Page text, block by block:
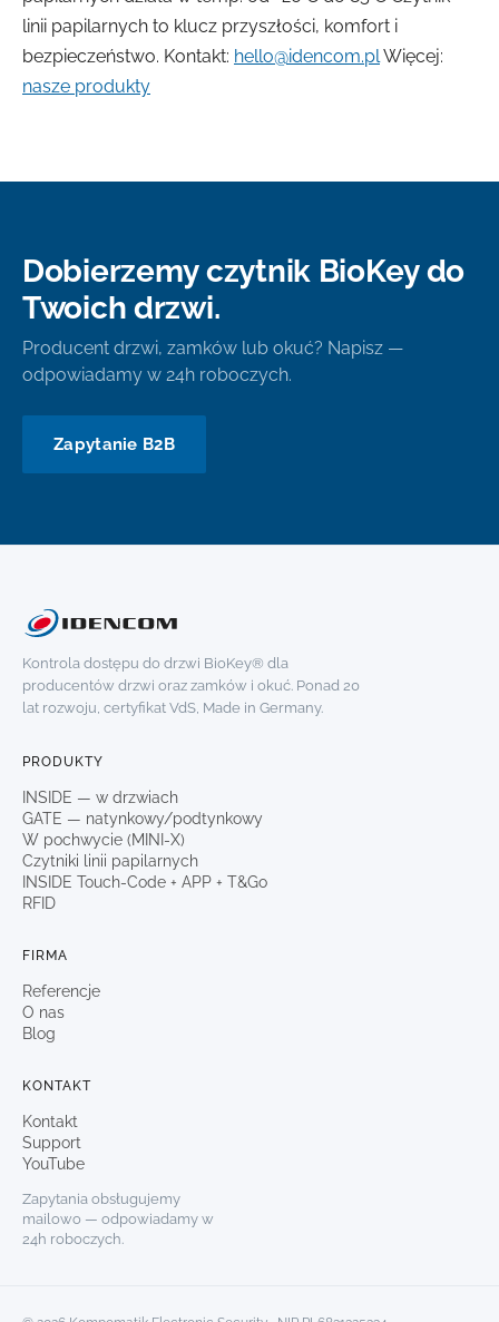
linii papilarnych to klucz przyszłości, komfort i
bezpieczeństwo. Kontakt: hello@idencom.plWięcej:
nasze produkty
Dobierzemy czytnik BioKey do
Twoich drzwi.
Producent drzwi, zamków lub okuć? Napisz —
odpowiadamy w 24h roboczych.
Zapytanie B2B
Kontrola dostępu do drzwi BioKey® dla
producentów drzwi oraz zamków i okuć. Ponad 20
lat rozwoju, certyfikat VdS, Made in Germany.
PRODUKTY
INSIDE — w drzwiach
GATE — natynkowy/podtynkowy
W pochwycie (MINI-X)
Czytniki linii papilarnych
INSIDE Touch-Code + APP + T&Go
RFID
FIRMA
Referencje
O nas
Blog
KONTAKT
Kontakt
Support
YouTube
Zapytania obsługujemy
mailowo — odpowiadamy w
24h roboczych.